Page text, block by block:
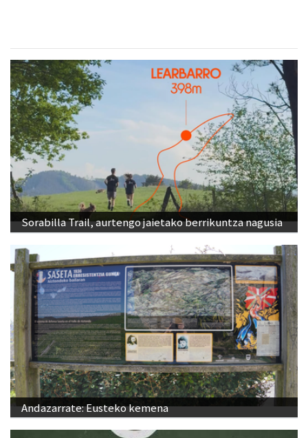
Sorabilla Trail, aurtengo jaietako berrikuntza nagusia
Andazarrate: Eusteko kemena